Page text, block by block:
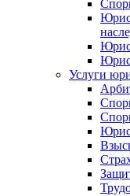
Услуги